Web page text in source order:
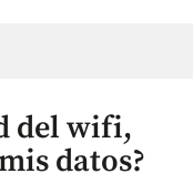
del wifi,
datos?